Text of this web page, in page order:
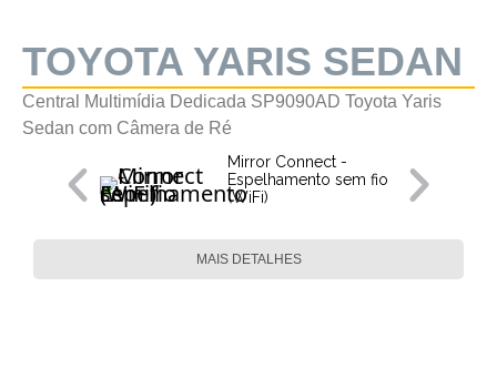
TOYOTA YARIS SEDAN
Central Multimídia Dedicada SP9090AD Toyota Yaris
Sedan com Câmera de Ré
Mirror Connect -
Espelhamento sem fio
(WiFi)
MAIS DETALHES